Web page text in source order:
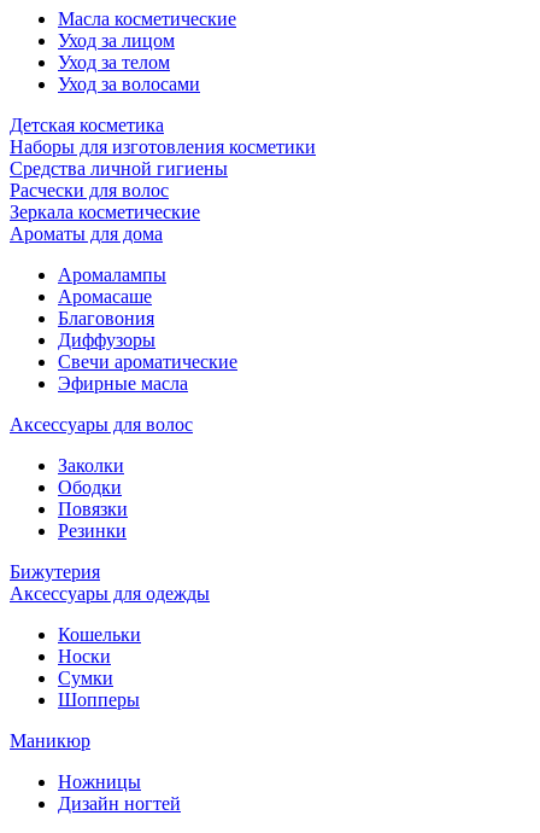
Масла косметические
Уход за лицом
Уход за телом
Уход за волосами
Детская косметика
Наборы для изготовления косметики
Средства личной гигиены
Расчески для волос
Зеркала косметические
Ароматы для дома
Аромалампы
Аромасаше
Благовония
Диффузоры
Свечи ароматические
Эфирные масла
Аксессуары для волос
Заколки
Ободки
Повязки
Резинки
Бижутерия
Аксессуары для одежды
Кошельки
Носки
Сумки
Шопперы
Маникюр
Ножницы
Дизайн ногтей